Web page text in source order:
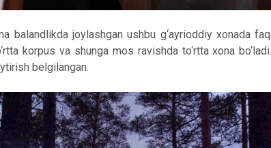
balandlikda joylashgan ushbu g‘ayrioddiy xonada
korpus va shunga mos ravishda to‘rtta xona
belgilangan.